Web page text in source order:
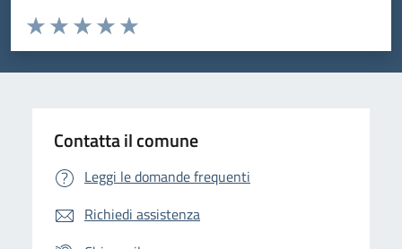
Domanda
Valuta da 1 a 5 stelle la pagina
Valuta 5 stelle su 5
Valuta 4 stelle su 5
Valuta 3 stelle su 5
Valuta 2 stelle su 5
Valuta 1 stelle su 5
Contatta il comune
Leggi le domande frequenti
Richiedi assistenza